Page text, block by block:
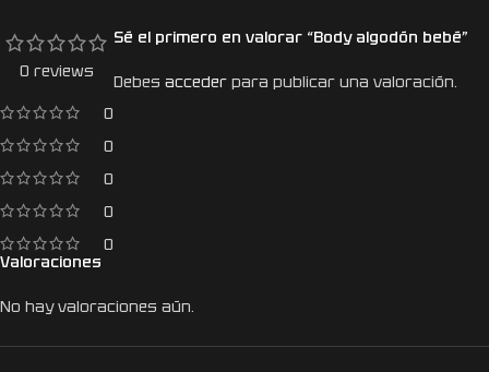
0 reviews
0
0
0
0
0
Valoraciones
No hay valoraciones aún.
Sé el primero en valorar “Body algodón bebé”
Debes acceder para publicar una valoración.